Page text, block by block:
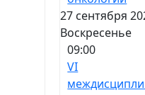
27 сентября
Воскресенье
09:00
VI